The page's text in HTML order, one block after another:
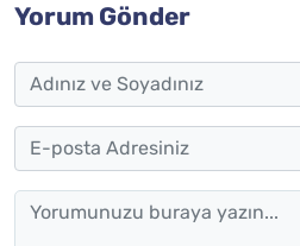
Yorum Gönder